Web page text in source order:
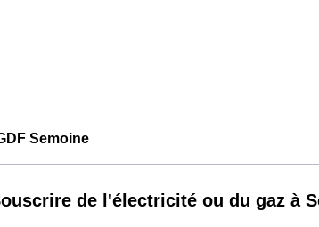
Semoine
de l'électricité ou du gaz à